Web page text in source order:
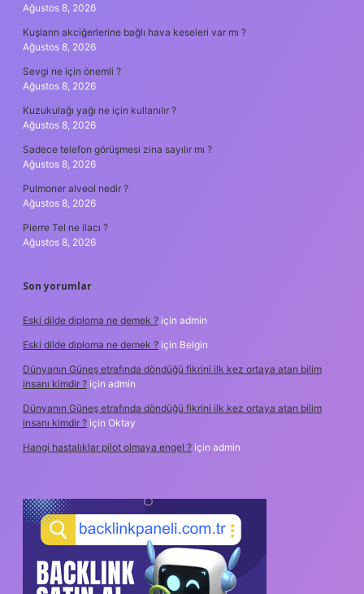
Ağustos 8, 2026
Kuşların akciğerlerine bağlı hava keseleri var mı ?
Ağustos 8, 2026
Sevgi ne için önemli ?
Ağustos 8, 2026
Kuzukulağı yağı ne için kullanılır ?
Ağustos 8, 2026
Sadece telefon görüşmesi zina sayılır mı ?
Ağustos 8, 2026
Pulmoner alveol nedir ?
Ağustos 8, 2026
Pierre Tel ne ilacı ?
Ağustos 8, 2026
Son yorumlar
Eski dilde diploma ne demek ? için admin
Eski dilde diploma ne demek ? için Belgin
Dünyanın Güneş etrafında döndüğü fikrini ilk kez ortaya atan bilim
insanı kimdir ? için admin
Dünyanın Güneş etrafında döndüğü fikrini ilk kez ortaya atan bilim
insanı kimdir ? için Oktay
Hangi hastalıklar pilot olmaya engel ? için admin